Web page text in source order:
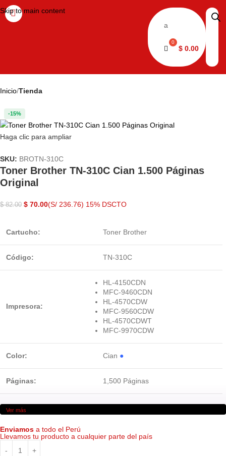
Skip to main content
a
$ 0.00
Inicio Tienda
-15%
Haga clic para ampliar
SKU: BROTN-310C
Toner Brother TN-310C Cian 1.500 Páginas
Original
$82.00 $ 70.00(S/ 236.76) 15% DSCTO
Cartucho: Toner Brother
Código: TN-310C
Impresora:
HL-4150CDN
MFC-9460CDN
HL-4570CDW
MFC-9560CDW
HL-4570CDWT
MFC-9970CDW
Color: Cian ●
Páginas: 1,500 Páginas
Ver más
Enviamos a todo el Perú
Llevamos tu producto a cualquier parte del país